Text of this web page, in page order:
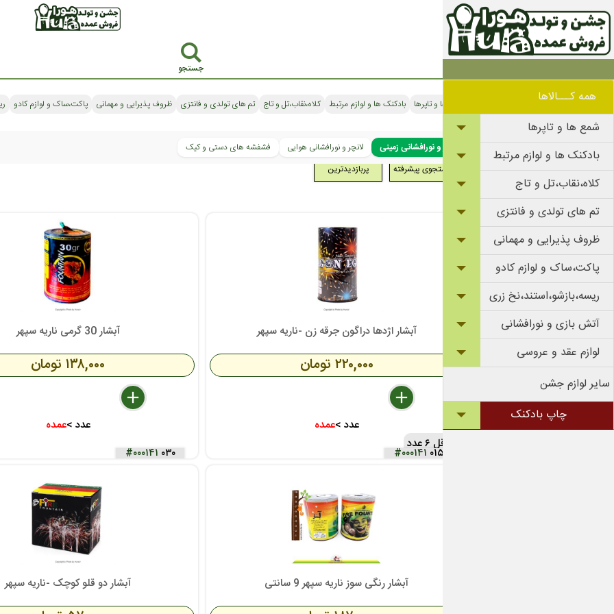
جستجو
شمع ها و تاپرها بادکنک ها و لوازم مرتبط کلاه،نقاب،تل و تاج تم های تولدی و فانتزی ظروف پذیرایی و مهمانی پاکت،ساک و لوازم کادو
آبشار و نورافشانی زمینی لانچر و نورافشانی هوایی
فشفشه های دستی و کیک
جستجوی پیشرفته
پربازدیدترین
آبشار 30 گرمی ناریه سپهر
۱۳۸,۰۰۰ تومان
delete
remove
add
عدد >عمده
#۰۰۰۱۴۱ ۰۳۰
آبشار اژدها دراگون جرقه زن -ناریه سپهر
۲۲۰,۰۰۰ تومان
delete
remove
add
عدد >عمده
حداقل ۶ عدد
#۰۰۰۱۴۱ ۰۱۵
آبشار دو قلو کوچک -ناریه سپهر آبشار رنگی سوز ناریه سپهر 9 سانتی
همه کـــالاها
شمع ها و تاپرها
بادکنک ها و لوازم مرتبط
کلاه،نقاب،تل و تاج
تم های تولدی و فانتزی
ظروف پذیرایی و مهمانی
پاکت،ساک و لوازم کادو
ریسه،بازشو،استند،نخ زری
آتش بازی و نورافشانی
لوازم عقد و عروسی
سایر لوازم جشن
چاپ بادکنک